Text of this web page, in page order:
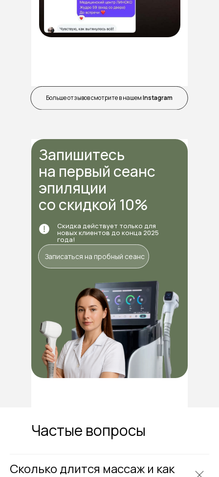
Больше отзывов смотрите в нашемInstagram
Запишитесь
на первый сеанс
эпиляции
со скидкой 10%
Записаться на пробный сеанс
Скидка действует только для
новых клиентов до конца 2025
года!
Запишитесь
на первый сеанс
со скидкой 10%
Частые вопросы
Сколько длится массаж и как